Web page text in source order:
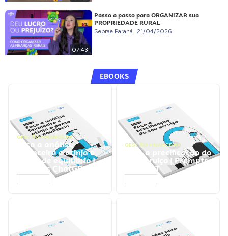
07:43
Passo a passo para ORGANIZAR sua
PROPRIEDADE RURAL
Sebrae Paraná 21/04/2026
EBOOKS
GESTÃO FINANCEIRA
Faça a análise
financeira e atinja o
ponto de equilíbrio |
Prompts ChatGPT
GESTÃO FINANCEIRA
Faça a precificação do
seu serviço | Prompts
ChatGPT